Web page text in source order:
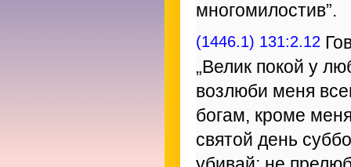
многомилостив”.
(1446.1) 131:2.12
„Велик покой у
возлюби меня
богам, кроме
святой день